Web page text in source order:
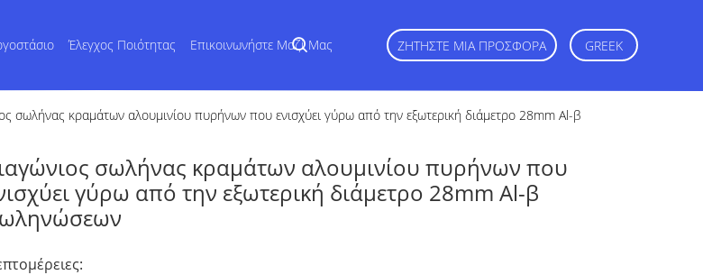
Έλεγχος Ποιότητας Επικοινωνήστε Μαζί Μας ΖΗΤΉΣΤΕ ΜΙΑ ΠΡΟΣΦΟΡΆ GREEK
σωλήνας κραμάτων αλουμινίου πυρήνων που ενισχύει γύρω από την εξωτερική διάμετρο 28mm Al-β
σωλήνας κραμάτων αλουμινίου πυρήνων που
γύρω από την εξωτερική διάμετρο 28mm Al-β